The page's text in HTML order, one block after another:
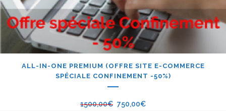
ALL-IN-ONE PREMIUM (OFFRE SITE E-COMMERCE
SPÉCIALE CONFINEMENT -50%)
1500,00€ 750,00€